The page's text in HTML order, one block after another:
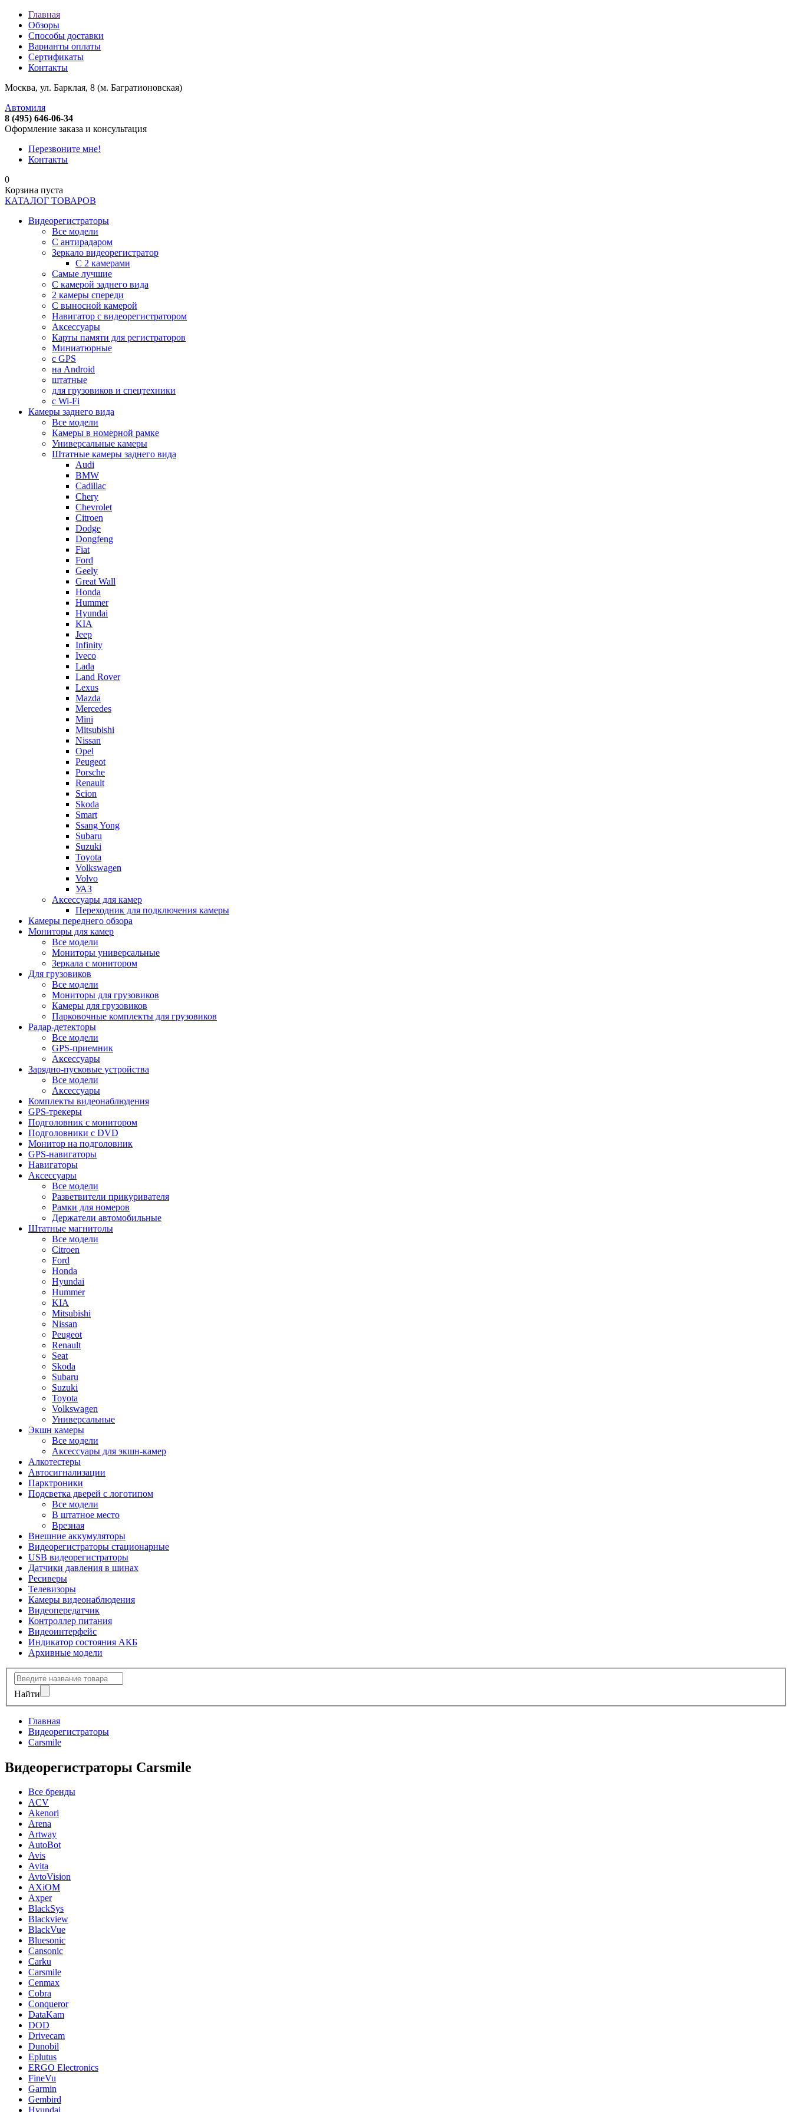
Главная
Обзоры
Способы доставки
Варианты оплаты
Сертификаты
Контакты
Москва, ул. Барклая, 8 (м. Багратионовская)
Автомиля
8 (495) 646-06-34
Оформление заказа и консультация
Перезвоните мне!
Контакты
0
Корзина пуста
КАТАЛОГ ТОВАРОВ
Видеорегистраторы
Все модели
C антирадаром
Зеркало видеорегистратор
С 2 камерами
Самые лучшие
С камерой заднего вида
2 камеры спереди
С выносной камерой
Навигатор с видеорегистратором
Аксессуары
Карты памяти для регистраторов
Миниатюрные
с GPS
на Android
штатные
для грузовиков и спецтехники
с Wi-Fi
Камеры заднего вида
Все модели
Камеры в номерной рамке
Универсальные камеры
Штатные камеры заднего вида
Audi
BMW
Cadillac
Chery
Chevrolet
Citroen
Dodge
Dongfeng
Fiat
Ford
Geely
Great Wall
Honda
Hummer
Hyundai
KIA
Jeep
Infinity
Iveco
Lada
Land Rover
Lexus
Mazda
Mercedes
Mini
Mitsubishi
Nissan
Opel
Peugeot
Porsche
Renault
Scion
Skoda
Smart
Ssang Yong
Subaru
Suzuki
Toyota
Volkswagen
Volvo
УАЗ
Аксессуары для камер
Переходник для подключения камеры
Камеры переднего обзора
Мониторы для камер
Все модели
Мониторы универсальные
Зеркала с монитором
Для грузовиков
Все модели
Мониторы для грузовиков
Камеры для грузовиков
Парковочные комплекты для грузовиков
Радар-детекторы
Все модели
GPS-приемник
Аксессуары
Зарядно-пусковые устройства
Все модели
Аксессуары
Комплекты видеонаблюдения
GPS-трекеры
Подголовник с монитором
Подголовники с DVD
Монитор на подголовник
GPS-навигаторы
Навигаторы
Аксессуары
Все модели
Разветвители прикуривателя
Рамки для номеров
Держатели автомобильные
Штатные магнитолы
Все модели
Citroen
Ford
Honda
Hyundai
Hummer
KIA
Mitsubishi
Nissan
Peugeot
Renault
Seat
Skoda
Subaru
Suzuki
Toyota
Volkswagen
Универсальные
Экшн камеры
Все модели
Аксессуары для экшн-камер
Алкотестеры
Автосигнализации
Парктроники
Подсветка дверей с логотипом
Все модели
В штатное место
Врезная
Внешние аккумуляторы
Видеорегистраторы стационарные
USB видеорегистраторы
Датчики давления в шинах
Ресиверы
Телевизоры
Камеры видеонаблюдения
Видеопередатчик
Контроллер питания
Видеоинтерфейс
Индикатор состояния АКБ
Архивные модели
Найти
Главная
Видеорегистраторы
Carsmile
Видеорегистраторы Carsmile
Все бренды
ACV
Akenori
Arena
Artway
AutoBot
Avis
Avita
AvtoVision
AXiOM
Axper
BlackSys
Blackview
BlackVue
Bluesonic
Cansonic
Carku
Carsmile
Cenmax
Cobra
Conqueror
DataKam
DOD
Drivecam
Dunobil
Eplutus
ERGO Electronics
FineVu
Garmin
Gembird